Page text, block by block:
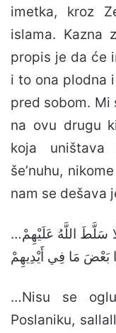
imetka, kroz
islama. Kazna
propis je da će
i to ona plodna
pred sobom. Mi
na ovu drugu
koja uništava
še’nuhu,
nam se dešava
…وَلَمْ يَنْقُضُوا عَهْدَ اللَّهِ وَعَهْدَ رَسُولِهِ إِلَّا سَلَّطَ اللَّهُ عَلَيْهِمْ
…Nisu se
Poslaniku,